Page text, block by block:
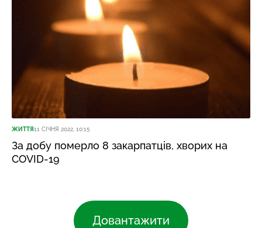
ЖИТТЯ11 СІЧНЯ 2022, 10:15
За добу померло 8 закарпатців, хворих на
COVID-19
Довантажити